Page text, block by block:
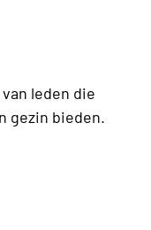
leden die
gezin bieden.